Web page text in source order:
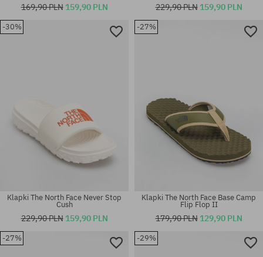
Dostępne rozmiary:
Dostępne rozmiary:
Dostępne rozmiary:
169,90 PLN 159,90 PLN
Dostępne rozmiary:
229,90 PLN 159,90 PLN
-30%
Klapki The North Face Never Stop
Cush
229,90 PLN 159,90 PLN
-27%
Klapki The North Face Base Camp
Flip Flop II
179,90 PLN 129,90 PLN
-27% -29%